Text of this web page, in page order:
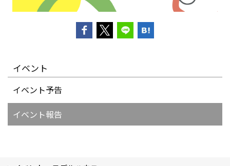
イベント
イベント予告
イベント報告